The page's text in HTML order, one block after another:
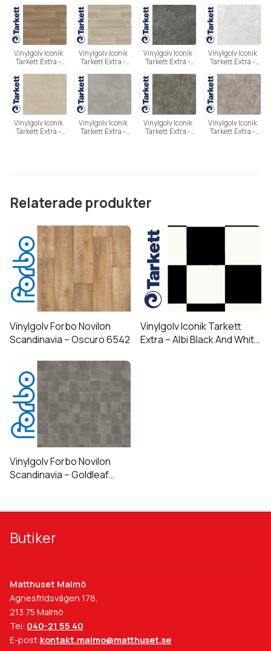
Natural
Brown
Weathered
Vinylgolv Iconik
Tarkett Extra -
Vinylgolv Iconik
Tarkett Extra -
Vinylgolv Iconik
Tarkett Extra -
Vinylgolv Iconik
Tarkett Extra -
Vinylgolv Iconik
Tarkett Extra -
Vinylgolv Iconik
Tarkett Extra -
Vinylgolv Iconik
Tarkett Extra -
Vinylgolv Iconik
Tarkett Extra -
Relaterade produkter
Vinylgolv Forbo Novilon
Scandinavia – Oscuro 6542
Vinylgolv Iconik Tarkett
Extra – Albi Black And White
Vinylgolv Forbo Novilon
Scandinavia – Goldleaf
Butiker
Matthuset Malmö
Agnesfridsvägen 178,
213 75 Malmö
Tel: 040-21 55 40
E-post:kontakt.malmo@matthuset.se